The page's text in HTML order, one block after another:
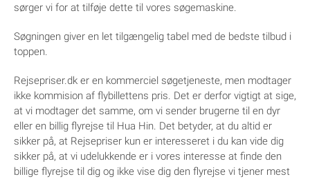
sørger vi for at tilføje dette til vores søgemaskine.
Søgningen giver en let tilgængelig tabel med de bedste tilbud i
toppen.
Rejsepriser.dk er en kommerciel søgetjeneste, men modtager
ikke kommision af flybillettens pris. Det er derfor vigtigt at sige,
at vi modtager det samme, om vi sender brugerne til en dyr
eller en billig flyrejse til Hua Hin. Det betyder, at du altid er
sikker på, at Rejsepriser kun er interesseret i du kan vide dig
sikker på, at vi udelukkende er i vores interesse at finde den
billige flyrejse til dig og ikke vise dig den flyrejse vi tjener mest